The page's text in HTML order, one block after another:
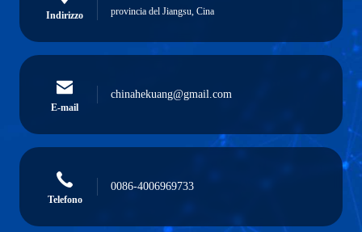
Indirizzo
provincia del Jiangsu, Cina
E-mail
chinahekuang@gmail.com
Telefono
0086-4006969733